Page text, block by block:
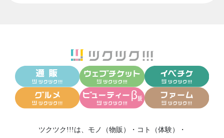
ツクツク!!!は、 モノ（物販） ・ コト（体験）
・